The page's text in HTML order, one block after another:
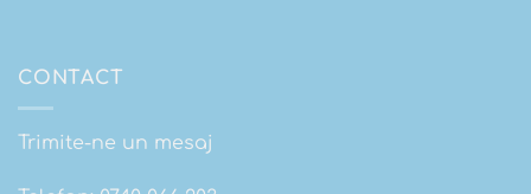
CONTACT
Trimite-ne un mesaj